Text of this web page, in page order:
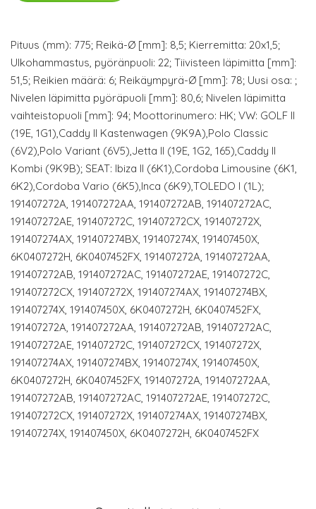
Pituus (mm): 775; Reikä-Ø [mm]: 8,5; Kierremitta: 20x1,5;
Ulkohammastus, pyöränpuoli: 22; Tiivisteen läpimitta [mm]:
51,5; Reikien määrä: 6; Reikäympyrä-Ø [mm]: 78; Uusi osa: ;
Nivelen läpimitta pyöräpuoli [mm]: 80,6; Nivelen läpimitta
vaihteistopuoli [mm]: 94; Moottorinumero: HK; VW: GOLF II
(19E, 1G1),Caddy II Kastenwagen (9K9A),Polo Classic
(6V2),Polo Variant (6V5),Jetta II (19E, 1G2, 165),Caddy II
Kombi (9K9B); SEAT: Ibiza II (6K1),Cordoba Limousine (6K1,
6K2),Cordoba Vario (6K5),Inca (6K9),TOLEDO I (1L);
191407272A, 191407272AA, 191407272AB, 191407272AC,
191407272AE, 191407272C, 191407272CX, 191407272X,
191407274AX, 191407274BX, 191407274X, 191407450X,
6K0407272H, 6K0407452FX, 191407272A, 191407272AA,
191407272AB, 191407272AC, 191407272AE, 191407272C,
191407272CX, 191407272X, 191407274AX, 191407274BX,
191407274X, 191407450X, 6K0407272H, 6K0407452FX,
191407272A, 191407272AA, 191407272AB, 191407272AC,
191407272AE, 191407272C, 191407272CX, 191407272X,
191407274AX, 191407274BX, 191407274X, 191407450X,
6K0407272H, 6K0407452FX, 191407272A, 191407272AA,
191407272AB, 191407272AC, 191407272AE, 191407272C,
191407272CX, 191407272X, 191407274AX, 191407274BX,
191407274X, 191407450X, 6K0407272H, 6K0407452FX